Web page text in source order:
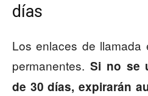
días
Los enlaces de llamada
permanentes. Si no se
de 30 días, expirarán